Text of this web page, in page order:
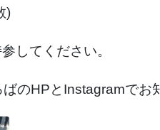
)
してください。
のHPとInstagramでお